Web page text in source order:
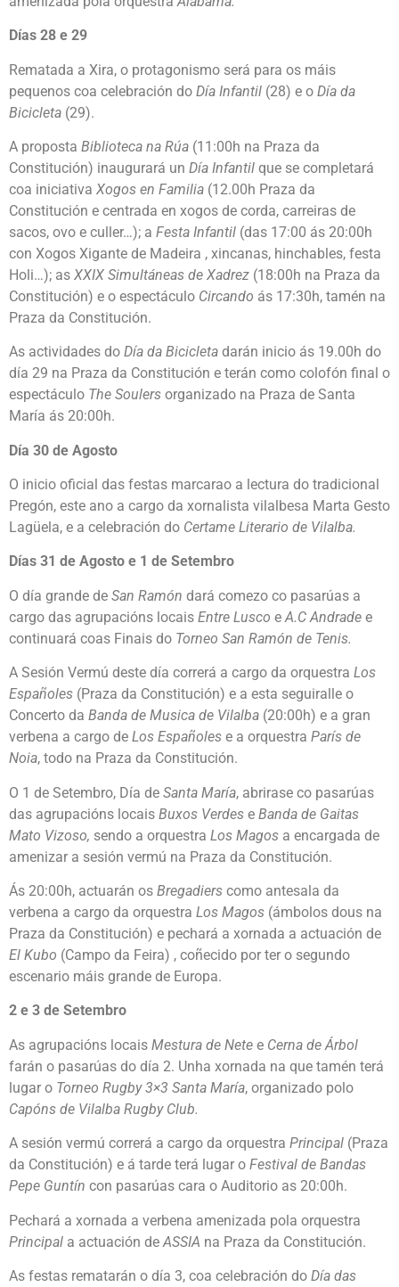
Días 28 e 29
Rematada a Xira, o protagonismo será para os máis
pequenos coa celebración do Día Infantil (28) e o Día da
Bicicleta (29).
A proposta Biblioteca na Rúa (11:00h na Praza da
Constitución) inaugurará un Día Infantil que se completará
coa iniciativa Xogos en Familia (12.00h Praza da
Constitución e centrada en xogos de corda, carreiras de
sacos, ovo e culler…); a Festa Infantil (das 17:00 ás 20:00h
con Xogos Xigante de Madeira , xincanas, hinchables, festa
Holi…); as XXIX Simultáneas de Xadrez (18:00h na Praza da
Constitución) e o espectáculo Circando ás 17:30h, tamén na
Praza da Constitución.
As actividades do Día da Bicicleta darán inicio ás 19.00h do
día 29 na Praza da Constitución e terán como colofón final o
espectáculo The Soulers organizado na Praza de Santa
María ás 20:00h.
Día 30 de Agosto
O inicio oficial das festas marcarao a lectura do tradicional
Pregón, este ano a cargo da xornalista vilalbesa Marta Gesto
Lagüela, e a celebración do Certame Literario de Vilalba.
Días 31 de Agosto e 1 de Setembro
O día grande de San Ramón dará comezo co pasarúas a
cargo das agrupacións locais Entre Lusco eA.C Andrade e
continuará coas Finais do Torneo San Ramón de Tenis.
A Sesión Vermú deste día correrá a cargo da orquestra Los
Españoles (Praza da Constitución) e a esta seguiralle o
Concerto da Banda de Musica de Vilalba (20:00h) e a gran
verbena a cargo de Los Españoles e a orquestra París de
Noia, todo na Praza da Constitución.
O 1 de Setembro, Día de Santa María, abrirase co pasarúas
das agrupacións locais Buxos Verdes e Banda de Gaitas
Mato Vizoso, sendo a orquestra Los Magos a encargada de
amenizar a sesión vermú na Praza da Constitución.
Ás 20:00h, actuarán os Bregadiers como antesala da
verbena a cargo da orquestra Los Magos (ámbolos dous na
Praza da Constitución) e pechará a xornada a actuación de
El Kubo (Campo da Feira) , coñecido por ter o segundo
escenario máis grande de Europa.
2 e 3 de Setembro
As agrupacións locais Mestura de Nete e Cerna de Árbol
farán o pasarúas do día 2. Unha xornada na que tamén terá
lugar o Torneo Rugby 3×3 Santa María, organizado polo
Capóns de Vilalba Rugby Club.
A sesión vermú correrá a cargo da orquestra Principal (Praza
da Constitución) e á tarde terá lugar o Festival de Bandas
Pepe Guntín con pasarúas cara o Auditorio as 20:00h.
Pechará a xornada a verbena amenizada pola orquestra
Principal a actuación de ASSIA na Praza da Constitución.
As festas rematarán o día 3, coa celebración do Día das